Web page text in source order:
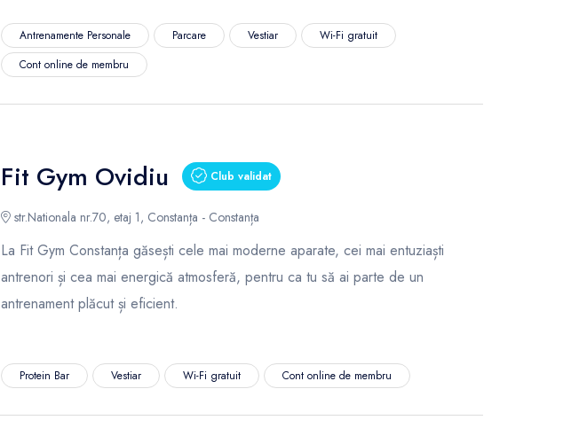
Antrenamente Personale Parcare Vestiar
Wi-Fi gratuit
Cont online de membru
Fit Gym Ovidiu Club validat
str.Nationala nr.70, etaj 1, Constanța - Constanța
La Fit Gym Constanța găsești cele mai moderne aparate, cei mai entuziaști
antrenori și cea mai energică atmosferă, pentru ca tu să ai parte de un
antrenament plăcut și eficient.
Protein Bar Vestiar Wi-Fi gratuit Cont online de membru